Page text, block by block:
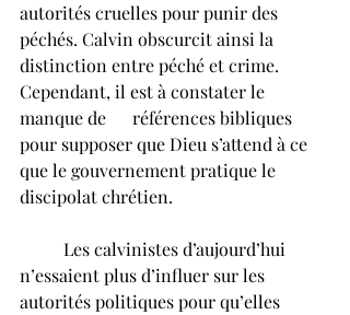
autorités cruelles pour punir des
péchés. Calvin obscurcit ainsi la
distinction entre péché et crime.
Cependant, il est à constater le
manque de      références bibliques
pour supposer que Dieu s’attend à ce
que le gouvernement pratique le
discipolat chrétien.
n’essaient plus d’influer sur les
autorités politiques pour qu’elles